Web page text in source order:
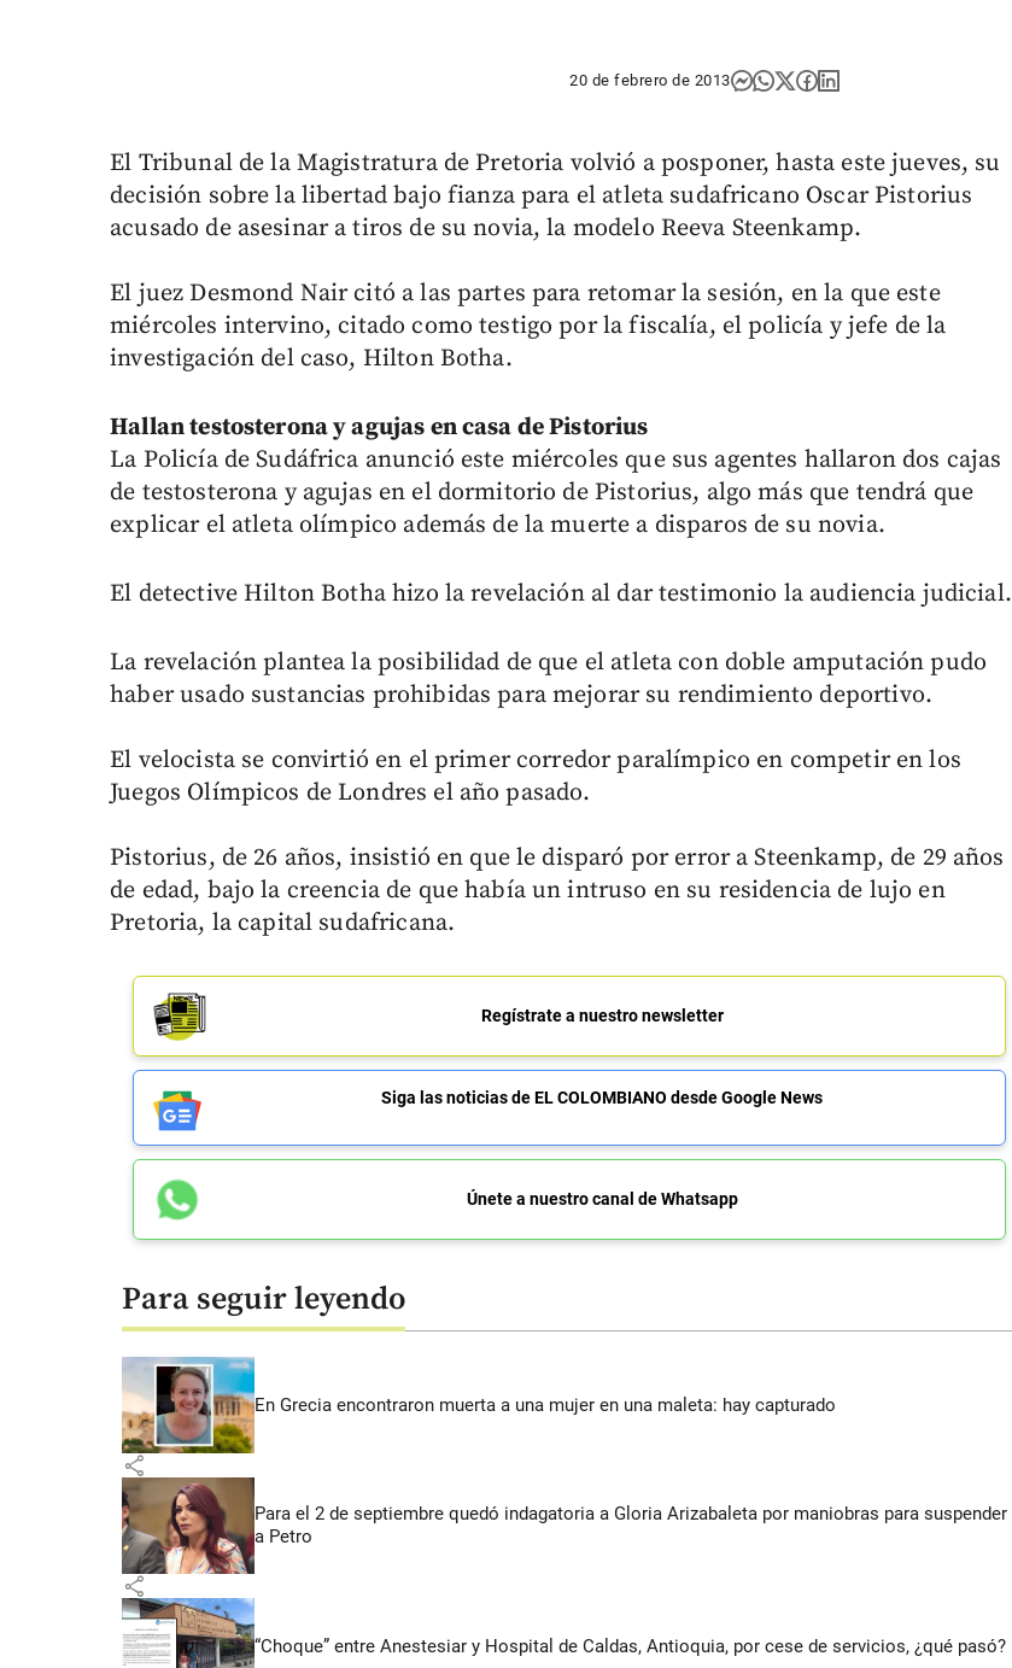
20 de febrero de 2013
El Tribunal de la Magistratura de Pretoria volvió a posponer, hasta este jueves, su
decisión sobre la libertad bajo fianza para el atleta sudafricano Oscar Pistorius
acusado de asesinar a tiros de su novia, la modelo Reeva Steenkamp.
El juez Desmond Nair citó a las partes para retomar la sesión, en la que este
miércoles intervino, citado como testigo por la fiscalía, el policía y jefe de la
investigación del caso, Hilton Botha.
Hallan testosterona y agujas en casa de Pistorius
La Policía de Sudáfrica anunció este miércoles que sus agentes hallaron dos cajas
de testosterona y agujas en el dormitorio de Pistorius, algo más que tendrá que
explicar el atleta olímpico además de la muerte a disparos de su novia.
El detective Hilton Botha hizo la revelación al dar testimonio la audiencia judicial.
La revelación plantea la posibilidad de que el atleta con doble amputación pudo
haber usado sustancias prohibidas para mejorar su rendimiento deportivo.
El velocista se convirtió en el primer corredor paralímpico en competir en los
Juegos Olímpicos de Londres el año pasado.
Pistorius, de 26 años, insistió en que le disparó por error a Steenkamp, de 29 años
de edad, bajo la creencia de que había un intruso en su residencia de lujo en
Pretoria, la capital sudafricana.
Regístrate a nuestro newsletter
Siga las noticias de EL COLOMBIANO desde Google News
Únete a nuestro canal de Whatsapp
Para seguir leyendo
En Grecia encontraron muerta a una mujer en una maleta: hay capturado
share
Para el 2 de septiembre quedó indagatoria a Gloria Arizabaleta por maniobras para suspender
a Petro
share
“Choque” entre Anestesiar y Hospital de Caldas, Antioquia, por cese de servicios, ¿qué pasó?